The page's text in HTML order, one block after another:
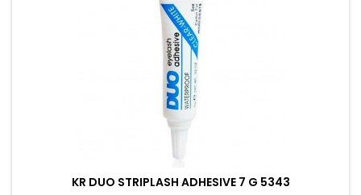
KR DUO STRIPLASH ADHESIVE 7 G 5343